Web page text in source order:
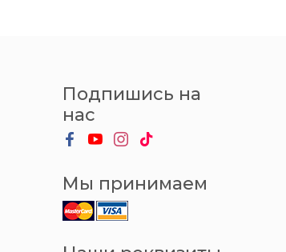
Подпишись на
нас
Мы принимаем